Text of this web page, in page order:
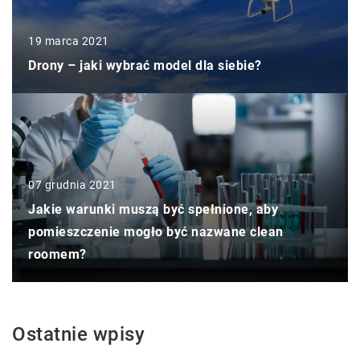
19 marca 2021
Drony – jaki wybrać model dla siebie?
07 grudnia 2021
Jakie warunki muszą być spełnione, aby
pomieszczenie mogło być nazwane clean
roomem?
Ostatnie wpisy